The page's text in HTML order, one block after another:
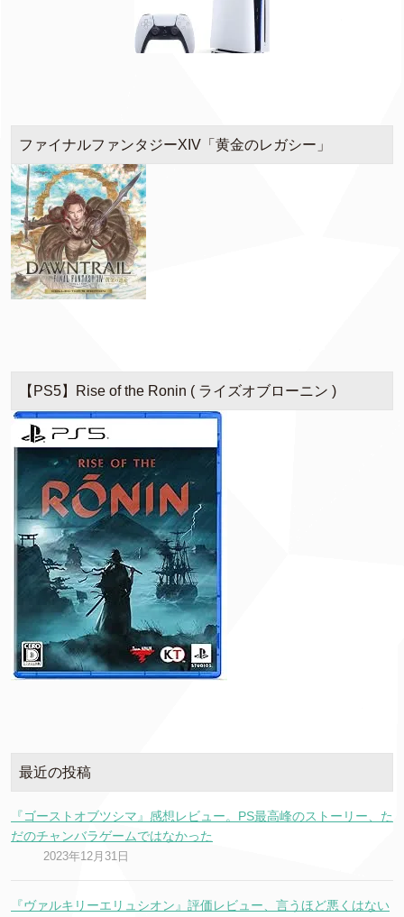
ファイナルファンタジーXIV「黄金のレガシー」
【PS5】Rise of the Ronin ( ライズオブローニン )
最近の投稿
『ゴーストオブツシマ』感想レビュー。PS最高峰のストーリー、た
だのチャンバラゲームではなかった
2023年12月31日
『ヴァルキリーエリュシオン』評価レビュー、言うほど悪くはない